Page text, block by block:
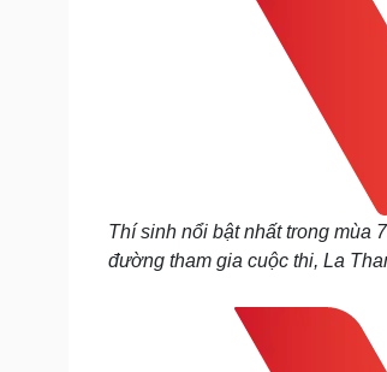
Thí sinh nổi bật nhất trong mùa
đường tham gia cuộc thi, La